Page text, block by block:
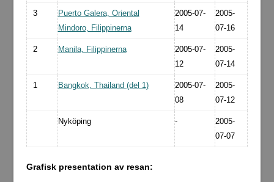
3
Puerto Galera, Oriental
Mindoro, Filippinerna
2005-07-
14
2005-
07-16
2 Manila, Filippinerna
2005-07-
12
2005-
07-14
1 Bangkok, Thailand (del 1)
2005-07-
08
2005-
07-12
Nyköping -
2005-
07-07
Grafisk presentation av resan: